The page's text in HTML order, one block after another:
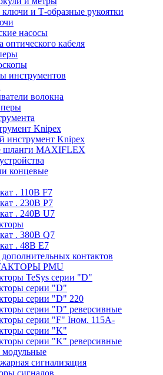
и Т-образные рукоятки
насосы
оптического кабеля
инструментов
волокна
Knipex
инструмент Knipex
MAXIFLEX
концевые
. 110В F7
. 230В P7
. 240В U7
. 380В Q7
. 48В E7
контактов
PMU
TeSys серии "D"
серии "D"
серии "D" 220
серии "D" реверсивные
серии "F" Iном. 115А-
серии "K"
серии "K" реверсивные
сигнализация
сигналов